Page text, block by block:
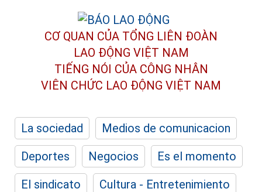
CƠ QUAN CỦA TỔNG LIÊN ĐOÀN
LAO ĐỘNG VIỆT NAM
TIẾNG NÓI CỦA CÔNG NHÂN
VIÊN CHỨC LAO ĐỘNG VIỆT NAM
La sociedad
Medios de comunicacion
Deportes
Negocios
Es el momento
El sindicato
Cultura - Entretenimiento